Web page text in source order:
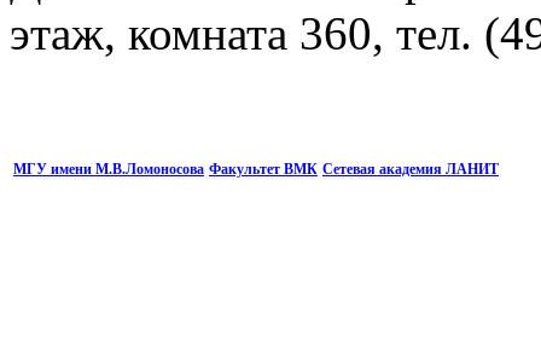
этаж, комната 360, тел.
МГУ имени М.В.Ломоносова Факультет ВМК Сетевая академия ЛАНИТ